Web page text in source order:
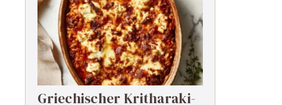
Griechischer Kritharaki-